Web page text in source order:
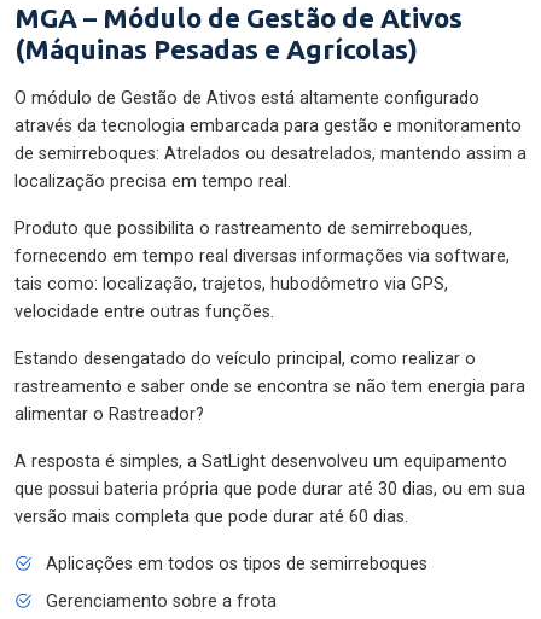
MGA – Módulo de Gestão de Ativos
(Máquinas Pesadas e Agrícolas)
O módulo de Gestão de Ativos está altamente configurado
através da tecnologia embarcada para gestão e monitoramento
de semirreboques: Atrelados ou desatrelados, mantendo assim a
localização precisa em tempo real.
Produto que possibilita o rastreamento de semirreboques,
fornecendo em tempo real diversas informações via software,
tais como: localização, trajetos, hubodômetro via GPS,
velocidade entre outras funções.
Estando desengatado do veículo principal, como realizar o
rastreamento e saber onde se encontra se não tem energia para
alimentar o Rastreador?
A resposta é simples, a SatLight desenvolveu um equipamento
que possui bateria própria que pode durar até 30 dias, ou em sua
versão mais completa que pode durar até 60 dias.
Aplicações em todos os tipos de semirreboques
Gerenciamento sobre a frota